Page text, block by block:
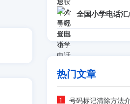
全国小学电话汇
热门文章
号码标记清除方法